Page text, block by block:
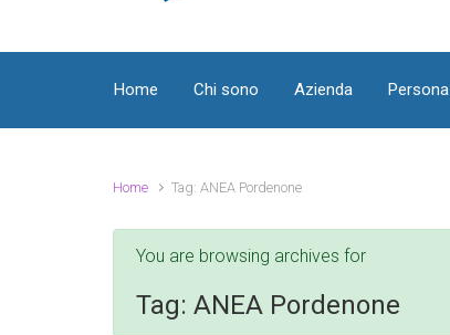
Home Chi sono Azienda Persona
Home Tag: ANEA Pordenone
You are browsing archives for
Tag: ANEA Pordenone